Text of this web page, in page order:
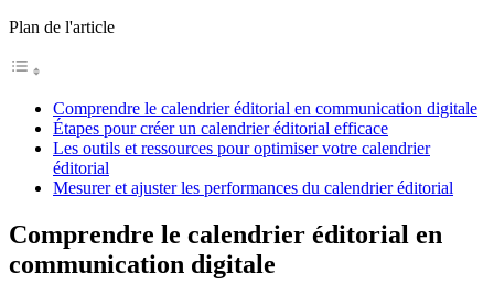
Plan de l'article
Comprendre le calendrier éditorial en communication digitale
Étapes pour créer un calendrier éditorial efficace
Les outils et ressources pour optimiser votre calendrier
éditorial
Mesurer et ajuster les performances du calendrier éditorial
Comprendre le calendrier éditorial en
communication digitale